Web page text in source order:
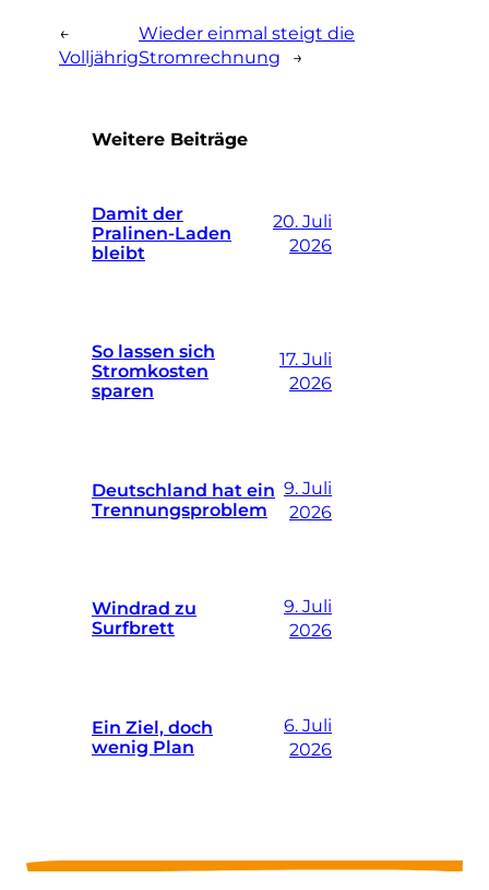
←
Volljährig
Wieder einmal steigt die
Stromrechnung
→
Weitere Beiträge
Damit der
Pralinen-Laden
bleibt
20. Juli
2026
So lassen sich
Stromkosten
sparen
17. Juli
2026
Deutschland hat ein
Trennungsproblem
9. Juli
2026
Windrad zu
Surfbrett
9. Juli
2026
Ein Ziel, doch
wenig Plan
6. Juli
2026